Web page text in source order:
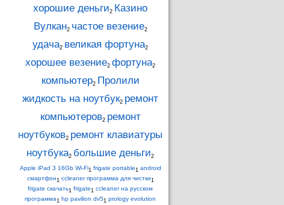
хорошие деньги2 Казино
Вулкан2 частое везение2
удача2 великая фортуна2
хорошее везение2 фортуна2
компьютер2 Пролили
жидкость на ноутбук2 ремонт
компьютеров2 ремонт
ноутбуков2 ремонт клавиатуры
ноутбука2 большие деньги2
Apple iPad 3 16Gb Wi-Fi1 frigate portable1 android
смартфон1 ccleaner программа для чистки1
frigate скачать1 frigate1 ccleaner на русском
программа1 hp pavilion dv51 prology evolution